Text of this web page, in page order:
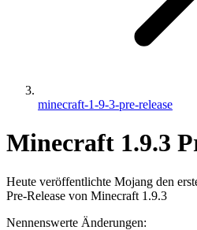
minecraft-1-9-3-pre-release
Minecraft 1.9.3
Heute veröffentlichte Mojang den
Pre-Release von Minecraft 1.9.3
Nennenswerte Änderungen: